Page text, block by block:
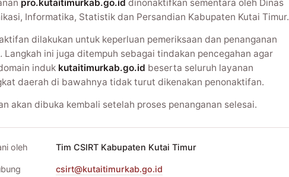
pro.kutaitimurkab.go.id dinonaktifkan sementara oleh Dinas
Informatika, Statistik dan Persandian Kabupaten Kutai Timur.
dilakukan untuk keperluan pemeriksaan dan penanganan
Langkah ini juga ditempuh sebagai tindakan pencegahan agar
induk kutaitimurkab.go.id beserta seluruh layanan
daerah di bawahnya tidak turut dikenakan penonaktifan.
akan dibuka kembali setelah proses penanganan selesai.
oleh Tim CSIRT Kabupaten Kutai Timur
csirt@kutaitimurkab.go.id